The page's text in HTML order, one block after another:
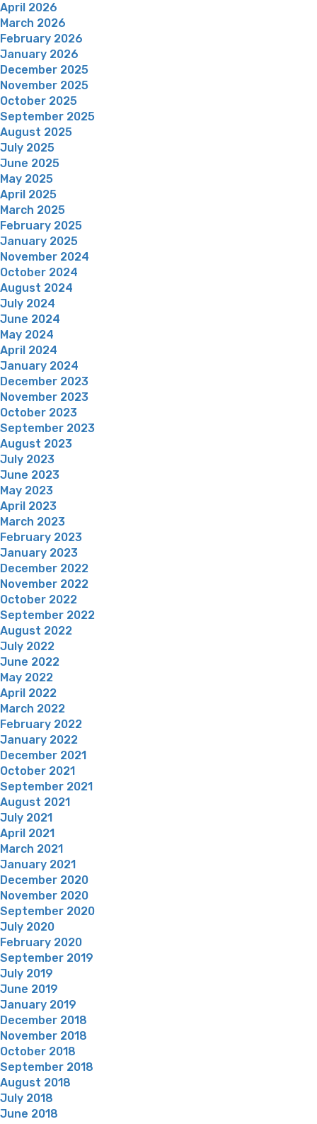
April 2026
March 2026
February 2026
January 2026
December 2025
November 2025
October 2025
September 2025
August 2025
July 2025
June 2025
May 2025
April 2025
March 2025
February 2025
January 2025
November 2024
October 2024
August 2024
July 2024
June 2024
May 2024
April 2024
January 2024
December 2023
November 2023
October 2023
September 2023
August 2023
July 2023
June 2023
May 2023
April 2023
March 2023
February 2023
January 2023
December 2022
November 2022
October 2022
September 2022
August 2022
July 2022
June 2022
May 2022
April 2022
March 2022
February 2022
January 2022
December 2021
October 2021
September 2021
August 2021
July 2021
April 2021
March 2021
January 2021
December 2020
November 2020
September 2020
July 2020
February 2020
September 2019
July 2019
June 2019
January 2019
December 2018
November 2018
October 2018
September 2018
August 2018
July 2018
June 2018